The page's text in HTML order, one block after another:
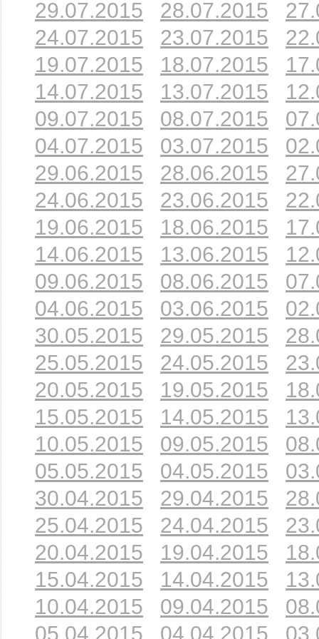
29.07.2015 28.07.2015
24.07.2015
23.07.2015
19.07.2015
18.07.2015
14.07.2015
13.07.2015
09.07.2015
08.07.2015
04.07.2015
03.07.2015
29.06.2015
28.06.2015
24.06.2015
23.06.2015
19.06.2015
18.06.2015
14.06.2015
13.06.2015
09.06.2015
08.06.2015
04.06.2015
03.06.2015
30.05.2015
29.05.2015
25.05.2015
24.05.2015
20.05.2015
19.05.2015
15.05.2015
14.05.2015
10.05.2015
09.05.2015
05.05.2015
04.05.2015
30.04.2015
29.04.2015
25.04.2015
24.04.2015
20.04.2015
19.04.2015
15.04.2015
14.04.2015
10.04.2015
09.04.2015
05.04.2015
04.04.2015